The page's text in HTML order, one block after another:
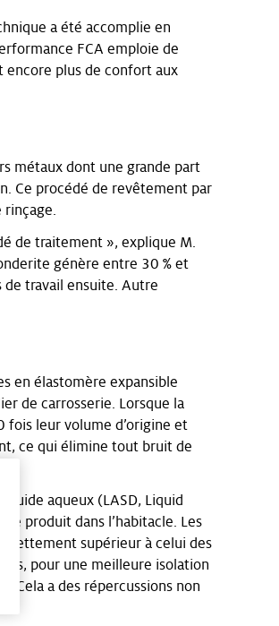
a été accomplie en
FCA emploie de
encore plus de confort aux
métaux dont une grande part
Ce procédé de revêtement par
rinçage.
de traitement », explique M.
génère entre 30 % et
de travail ensuite. Autre
en élastomère expansible
de carrosserie. Lorsque la
fois leur volume d’origine et
ce qui élimine tout bruit de
aqueux (LASD, Liquid
produit dans l’habitacle. Les
nettement supérieur à celui des
pour une meilleure isolation
Cela a des répercussions non